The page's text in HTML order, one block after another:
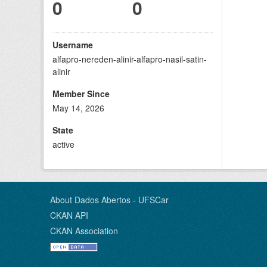
0 0
Username
alfapro-nereden-alinir-alfapro-nasil-satin-
alinir
Member Since
May 14, 2026
State
active
About Dados Abertos - UFSCar
CKAN API
CKAN Association